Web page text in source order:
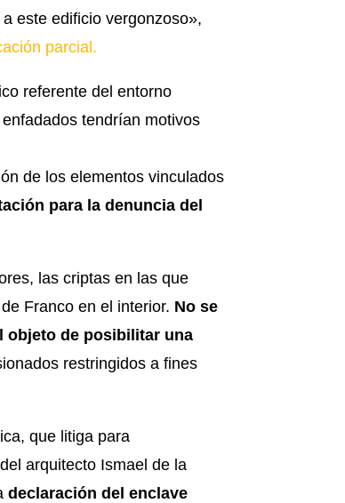
este edificio vergonzoso»,
parcial.
referente del entorno
tendrían motivos
de los elementos vinculados
para la denuncia del
las criptas en las que
Franco en el interior. No se
objeto de posibilitar una
restringidos a fines
que litiga para
arquitecto Ismael de la
declaración del enclave